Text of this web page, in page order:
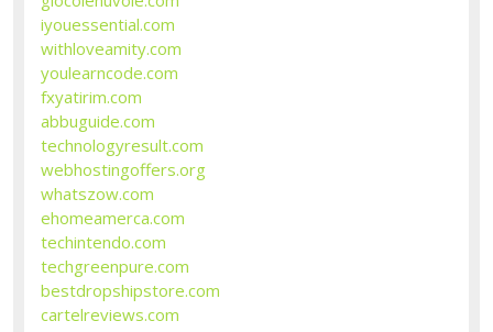
iyouessential.com
withloveamity.com
youlearncode.com
fxyatirim.com
abbuguide.com
technologyresult.com
webhostingoffers.org
whatszow.com
ehomeamerca.com
techintendo.com
techgreenpure.com
bestdropshipstore.com
cartelreviews.com